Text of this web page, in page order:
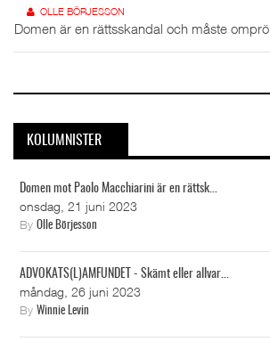
OLLE BÖRJESSON
Domen är en rättsskandal och måste omprö
KOLUMNISTER
Domen mot Paolo Macchiarini är en rättsk...
onsdag, 21 juni 2023
By Olle Börjesson
ADVOKATS(L)AMFUNDET - Skämt eller allvar...
måndag, 26 juni 2023
By Winnie Levin